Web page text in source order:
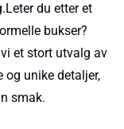
du etter et
bukser?
et stort utvalg av
og unike detaljer,
smak.